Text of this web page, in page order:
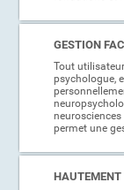
GESTION
Tout
psychologue,
permet une